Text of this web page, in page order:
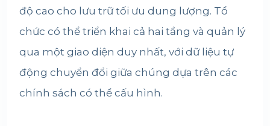
độ cao cho lưu trữ tối ưu dung lượng. Tổ
chức có thể triển khai cả hai tầng và quản lý
qua một giao diện duy nhất, với dữ liệu tự
động chuyển đổi giữa chúng dựa trên các
chính sách có thể cấu hình.